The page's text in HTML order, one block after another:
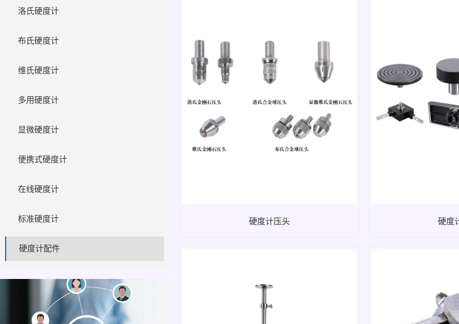
洛氏硬度计
布氏硬度计
维氏硬度计
多用硬度计
显微硬度计
便携式硬度计
在线硬度计
标准硬度计
硬度计配件
硬度计压头 硬度